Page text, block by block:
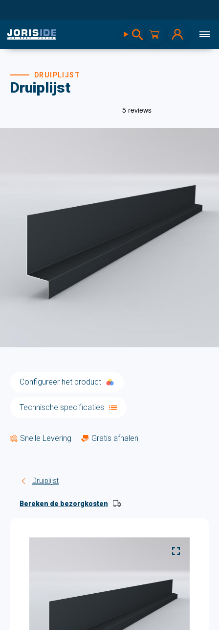
Druiplijst
DRUIPLIJST
Configureer het product
Technische specificaties
Snelle Levering Gratis afhalen
Druiplijst
Bereken de bezorgkosten